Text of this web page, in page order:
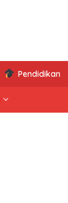
Pendidikan